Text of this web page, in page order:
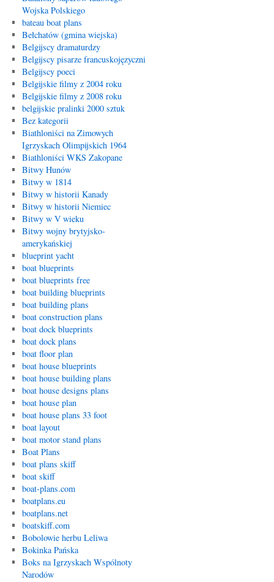
Wojska Polskiego
bateau boat plans
Bełchatów (gmina wiejska)
Belgijscy dramaturdzy
Belgijscy pisarze francuskojęzyczni
Belgijscy poeci
Belgijskie filmy z 2004 roku
Belgijskie filmy z 2008 roku
belgijskie pralinki 2000 sztuk
Bez kategorii
Biathloniści na Zimowych
Igrzyskach Olimpijskich 1964
Biathloniści WKS Zakopane
Bitwy Hunów
Bitwy w 1814
Bitwy w historii Kanady
Bitwy w historii Niemiec
Bitwy w V wieku
Bitwy wojny brytyjsko-
amerykańskiej
blueprint yacht
boat blueprints
boat blueprints free
boat building blueprints
boat building plans
boat construction plans
boat dock blueprints
boat dock plans
boat floor plan
boat house blueprints
boat house building plans
boat house designs plans
boat house plan
boat house plans 33 foot
boat layout
boat motor stand plans
Boat Plans
boat plans skiff
boat skiff
boat-plans.com
boatplans.eu
boatplans.net
boatskiff.com
Bobolowie herbu Leliwa
Bokinka Pańska
Boks na Igrzyskach Wspólnoty
Narodów